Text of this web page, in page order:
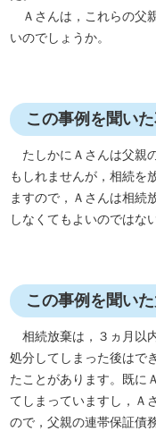
Ａさんは，これらの父
いのでしょうか。
この事例を聞い
たしかにＡさんは父親
もしれませんが，相続を
ますので，Ａさんは相続
しなくてもよいのではな
この事例を聞い
相続放棄は，３ヵ月以
処分してしまった後はで
たことがあります。既に
てしまっていますし，Ａ
ので，父親の連帯保証債